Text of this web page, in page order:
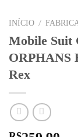
INÍCIO /
Mobile Suit
ORPHANS
Rex